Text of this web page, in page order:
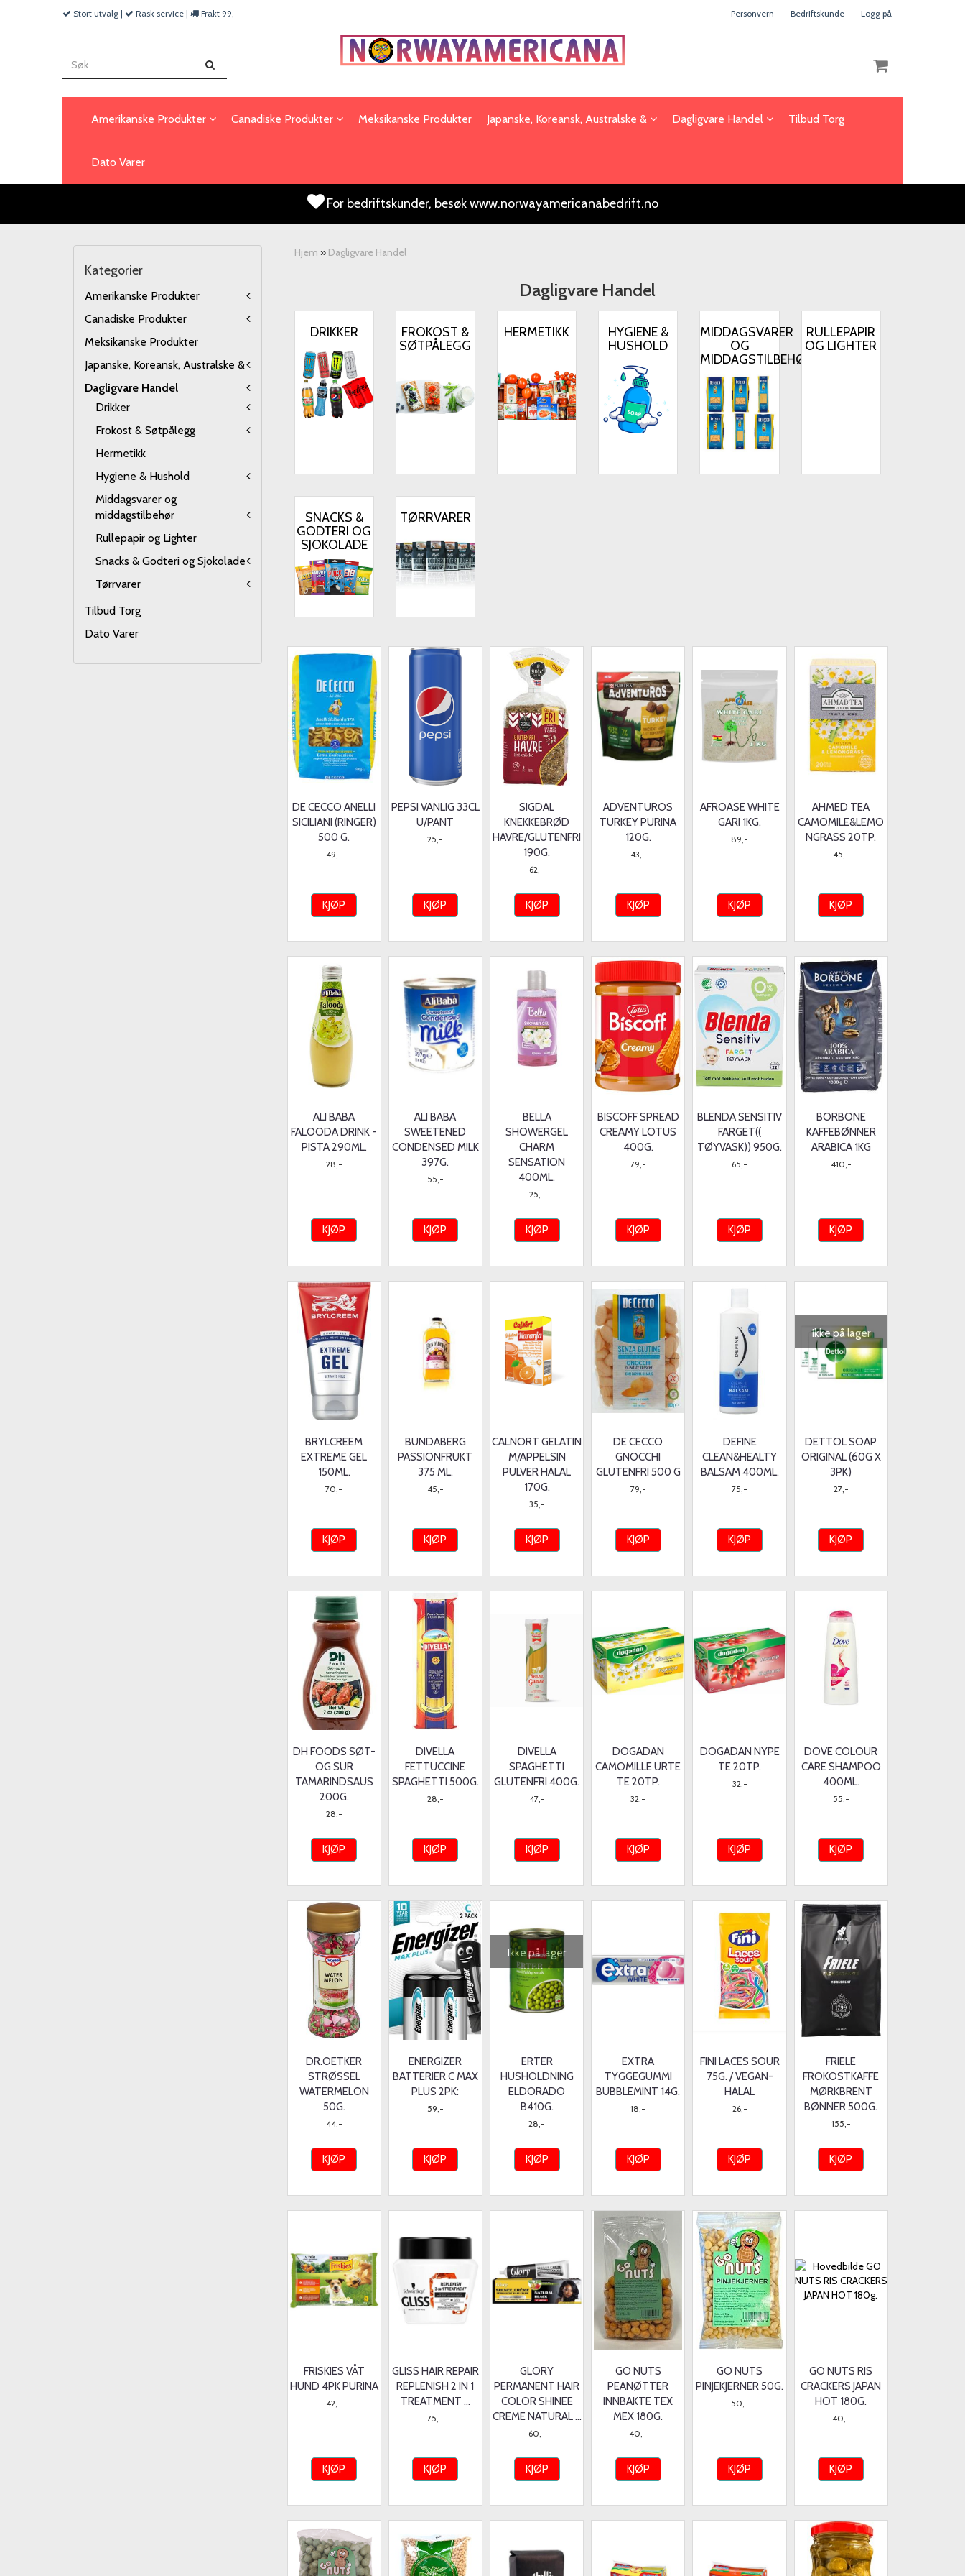
Stort utvalg | Rask service | Frakt 99,- Personvern Bedriftskunde Logg på
Amerikanske Produkter Canadiske Produkter Meksikanske Produkter Japanske, Koreansk, Australske & Dagligvare Handel Tilbud Torg
Dato Varer
For bedriftskunder, besøk www.norwayamericanabedrift.no
Kategorier
Amerikanske Produkter
Canadiske Produkter
Meksikanske Produkter
Japanske, Koreansk, Australske &
Dagligvare Handel
Drikker
Frokost & Søtpålegg
Hermetikk
Hygiene & Hushold
Middagsvarer og
middagstilbehør
Rullepapir og Lighter
Snacks & Godteri og Sjokolade
Tørrvarer
Tilbud Torg
Dato Varer
Hjem » Dagligvare Handel
Dagligvare Handel
DRIKKER
FROKOST &
SØTPÅLEGG
HERMETIKK
HYGIENE &
HUSHOLD
MIDDAGSVARER
OG
MIDDAGSTILBEHØR
RULLEPAPIR
OG LIGHTER
SNACKS &
GODTERI OG
SJOKOLADE
TØRRVARER
DE CECCO ANELLI
SICILIANI (RINGER)
500 G.
49,-
KJØP
PEPSI VANLIG 33CL
U/PANT
25,-
KJØP
SIGDAL
KNEKKEBRØD
HAVRE/GLUTENFRI
190G.
62,-
KJØP
ADVENTUROS
TURKEY PURINA
120G.
43,-
KJØP
AFROASE WHITE
GARI 1KG.
89,-
KJØP
AHMED TEA
CAMOMILE&LEMO
NGRASS 20TP.
45,-
KJØP
ALI BABA
FALOODA DRINK -
PISTA 290ML.
28,-
KJØP
ALI BABA
SWEETENED
CONDENSED MILK
397G.
55,-
KJØP
BELLA
SHOWERGEL
CHARM
SENSATION
400ML.
25,-
KJØP
BISCOFF SPREAD
CREAMY LOTUS
400G.
79,-
KJØP
BLENDA SENSITIV
FARGET((
TØYVASK)) 950G.
65,-
KJØP
BORBONE
KAFFEBØNNER
ARABICA 1KG
410,-
KJØP
BRYLCREEM
EXTREME GEL
150ML.
70,-
KJØP
BUNDABERG
PASSIONFRUKT
375 ML.
45,-
KJØP
CALNORT GELATIN
M/APPELSIN
PULVER HALAL
170G.
35,-
KJØP
DE CECCO
GNOCCHI
GLUTENFRI 500 G
79,-
KJØP
DEFINE
CLEAN&HEALTY
BALSAM 400ML.
75,-
KJØP
Ikke på lager
DETTOL SOAP
ORIGINAL (60G X
3PK)
27,-
KJØP
DH FOODS SØT-
OG SUR
TAMARINDSAUS
200G.
28,-
KJØP
DIVELLA
FETTUCCINE
SPAGHETTI 500G.
28,-
KJØP
DIVELLA
SPAGHETTI
GLUTENFRI 400G.
47,-
KJØP
DOGADAN
CAMOMILLE URTE
TE 20TP.
32,-
KJØP
DOGADAN NYPE
TE 20TP.
32,-
KJØP
DOVE COLOUR
CARE SHAMPOO
400ML.
55,-
KJØP
DR.OETKER
STRØSSEL
WATERMELON
50G.
44,-
KJØP
ENERGIZER
BATTERIER C MAX
PLUS 2PK:
59,-
KJØP
Ikke på lager
ERTER
HUSHOLDNING
ELDORADO
B410G.
28,-
KJØP
EXTRA
TYGGEGUMMI
BUBBLEMINT 14G.
18,-
KJØP
FINI LACES SOUR
75G. / VEGAN-
HALAL
26,-
KJØP
FRIELE
FROKOSTKAFFE
MØRKBRENT
BØNNER 500G.
155,-
KJØP
FRISKIES VÅT
HUND 4PK PURINA
42,-
KJØP
GLISS HAIR REPAIR
REPLENISH 2 IN 1
TREATMENT ...
75,-
KJØP
GLORY
PERMANENT HAIR
COLOR SHINEE
CREME NATURAL ...
60,-
KJØP
GO NUTS
PEANØTTER
INNBAKTE TEX
MEX 180G.
40,-
KJØP
GO NUTS
PINJEKJERNER 50G.
50,-
KJØP
GO NUTS RIS
CRACKERS JAPAN
HOT 180G.
40,-
KJØP